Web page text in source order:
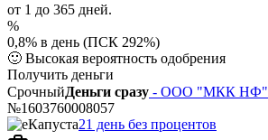
от 1 до 365 дней.
%
0,8% в день (ПСК 292%)
🙂 Высокая вероятность одобрения
Получить деньги
СрочныйДеньги сразу - ООО "МКК НФ"
№1603760008057
21 день без процентов